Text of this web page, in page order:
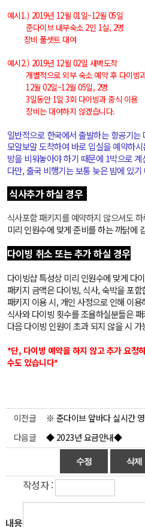
예시1.) 2019년 12월 01일~12월 05일
준다이브 내부숙소 2인 1실, 2명
장비 풀셋트 대여
예시2.) 2019년 12월 02일 새벽도착
개별적으로 외부 숙소 예약 후 다이빙
12월 02일~12월 05일, 2명
3일동안 1일 3회 다이빙과 중식 이용
장비는 대여하지 않겠습니다.
일반적으로 한국에서 출발하는 항공기
모알보알 도착하여 바로 입실을 예약하
방을 비워놓아야 하기 때문에 1박으로 계
다만, 출국 비행기는 보통 늦은 밤에 있
식사추가 하실 경우
식사포함 패키지를 예약하지 않으셔도
미리 인원수에 맞게 준비를 하는 까닭에
다이빙 취소 또는 추가 하실 경우
다이빙샵 특성상 미리 인원수에 맞게 다
패키지 금액은 다이빙, 식사, 숙박을 포
패키지 이용 시, 개인 사정으로 인해 이
식사와 다이빙 횟수를 조율하실분들은
다음 다이빙 인원이 초과 되지 않을 시 가
*단, 다이빙 예약을 하지 않고 추가 요청
수도 있습니다*
이전글 ※ 준다이브 앞바다 실시간
다음글 ◆ 2023년 요금안내◆
작성자 :
내용